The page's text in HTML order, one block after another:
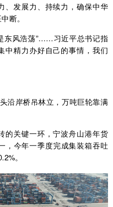
、发展力、持续力，确保中华
断。
东风浩荡”……习近平总书记指
中精力办好自己的事情，我们
沿岸桥吊林立，万吨巨轮靠满
的关键一环，宁波舟山港年货
，今年一季度完成集装箱吞吐
。